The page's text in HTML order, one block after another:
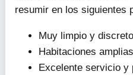
resumir en los siguientes
Muy limpio y
Habitaciones
Excelente servicio y